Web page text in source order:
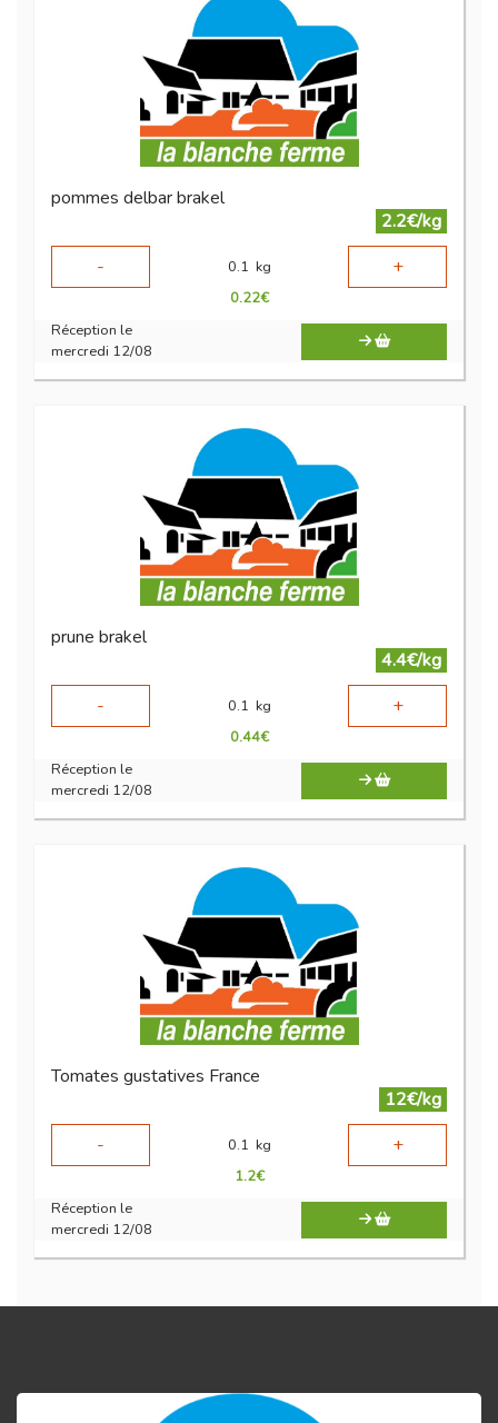
pommes delbar brakel
2.2€/kg
-
0.1 kg +
0.22€
Réception le
mercredi 12/08
prune brakel
4.4€/kg
-
0.1 kg +
0.44€
Réception le
mercredi 12/08
Tomates gustatives France
12€/kg
-
0.1 kg +
1.2€
Réception le
mercredi 12/08